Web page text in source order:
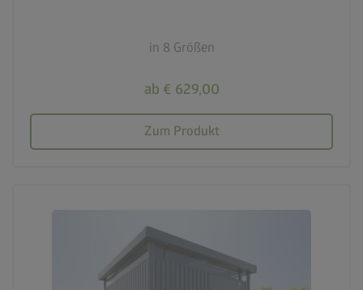
in 8 Größen
ab € 629,00
Zum Produkt